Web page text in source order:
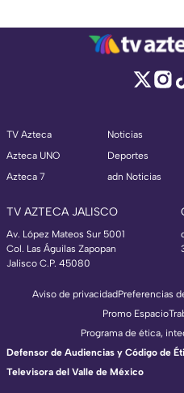
TV Azteca
Azteca UNO
Azteca 7
Noticias
Deportes
adn Noticias
TV AZTECA JALISCO
Av. López Mateos Sur 5001
Col. Las Águilas Zapopan
Jalisco C.P. 45080
Aviso de privacidadPreferencias
Promo Espacio
Programa de ética,
Defensor de Audiencias y Código de
Televisora del Valle de México